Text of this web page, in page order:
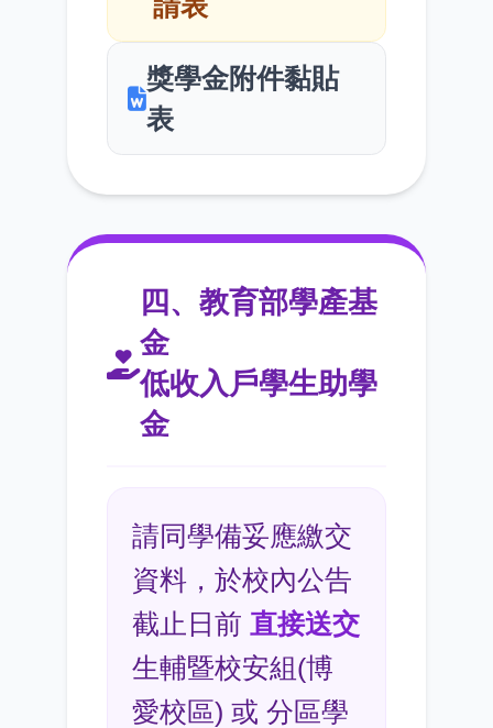
獎學金附件黏貼
表
四、教育部學產基
金
低收入戶學生助學
金
請同學備妥應繳交
資料，於校內公告
截止日前 直接送交
生輔暨校安組(博
愛校區) 或 分區學